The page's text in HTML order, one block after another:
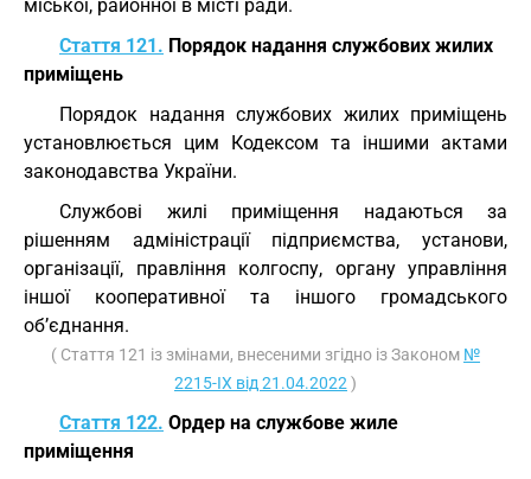
міської, районної в місті ради.
Стаття 121. Порядок надання службових жилих
приміщень
Порядок надання службових жилих приміщень
установлюється цим Кодексом та іншими актами
законодавства України.
Службові жилі приміщення надаються за
рішенням адміністрації підприємства, установи,
організації, правління колгоспу, органу управління
іншої кооперативної та іншого громадського
об’єднання.
( Стаття 121 із змінами, внесеними згідно із Законом №
2215-IX від 21.04.2022 )
Стаття 122. Ордер на службове жиле
приміщення